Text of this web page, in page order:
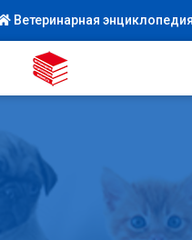
Ветеринарная энциклопедия